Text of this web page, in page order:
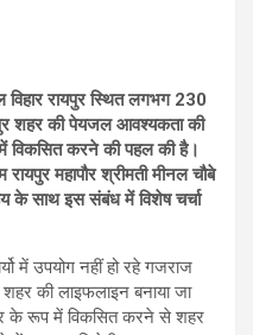
रायपुर स्थित लगभग 230
शहर की पेयजल आवश्यकता की
विकसित करने की पहल की है।
महापौर श्रीमती मीनल चौबे
के साथ इस संबंध में विशेष चर्चा
में उपयोग नहीं हो रहे गजराज
की लाइफलाइन बनाया जा
के रूप में विकसित करने से शहर